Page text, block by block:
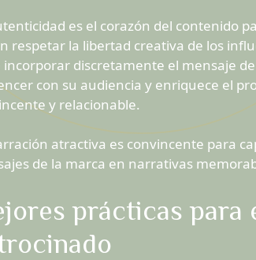
es el corazón del contenido
respetar la libertad creativa de los
incorporar discretamente el mensaje
con su audiencia y enriquece el
y relacionable.
atractiva es convincente para
de la marca en narrativas
prácticas